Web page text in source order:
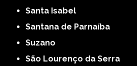
Santa Isabel
Santana de Parnaíba
Suzano
São Lourenço da Serra